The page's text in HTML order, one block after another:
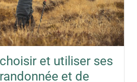
et utiliser ses
et de